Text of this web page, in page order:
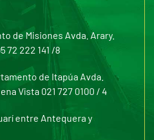
de Misiones Avda. Arary.
72 222 141 /8
de Itapúa Avda.
Vista 021 727 0100 / 4
entre Antequera y